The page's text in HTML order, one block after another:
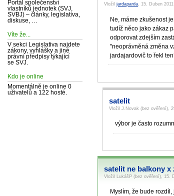
Portál společenství
vlastníků jednotek (SVJ,
SVBJ) – články, legislativa,
diskuse, …
Víte že...
V sekci Legislativa najdete
zákony, vyhlášky a jiné
právní předpisy týkající
se SVJ.
Kdo je online
Momentálně je online 0
uživatelů a 122 hosté.
Vložiljardaparda, 15. Duben
Ne, máme zkušenost
tudíž něco jako zákaz
odporovat zdejším
"neoprávněná změna
jardajardovič to řekl
satelit
Vložil J.Novak (bez ověření),
výbor je často
satelit ne balkony x
Vložil LukášP (bez ověření), 15.
Myslím, že bude